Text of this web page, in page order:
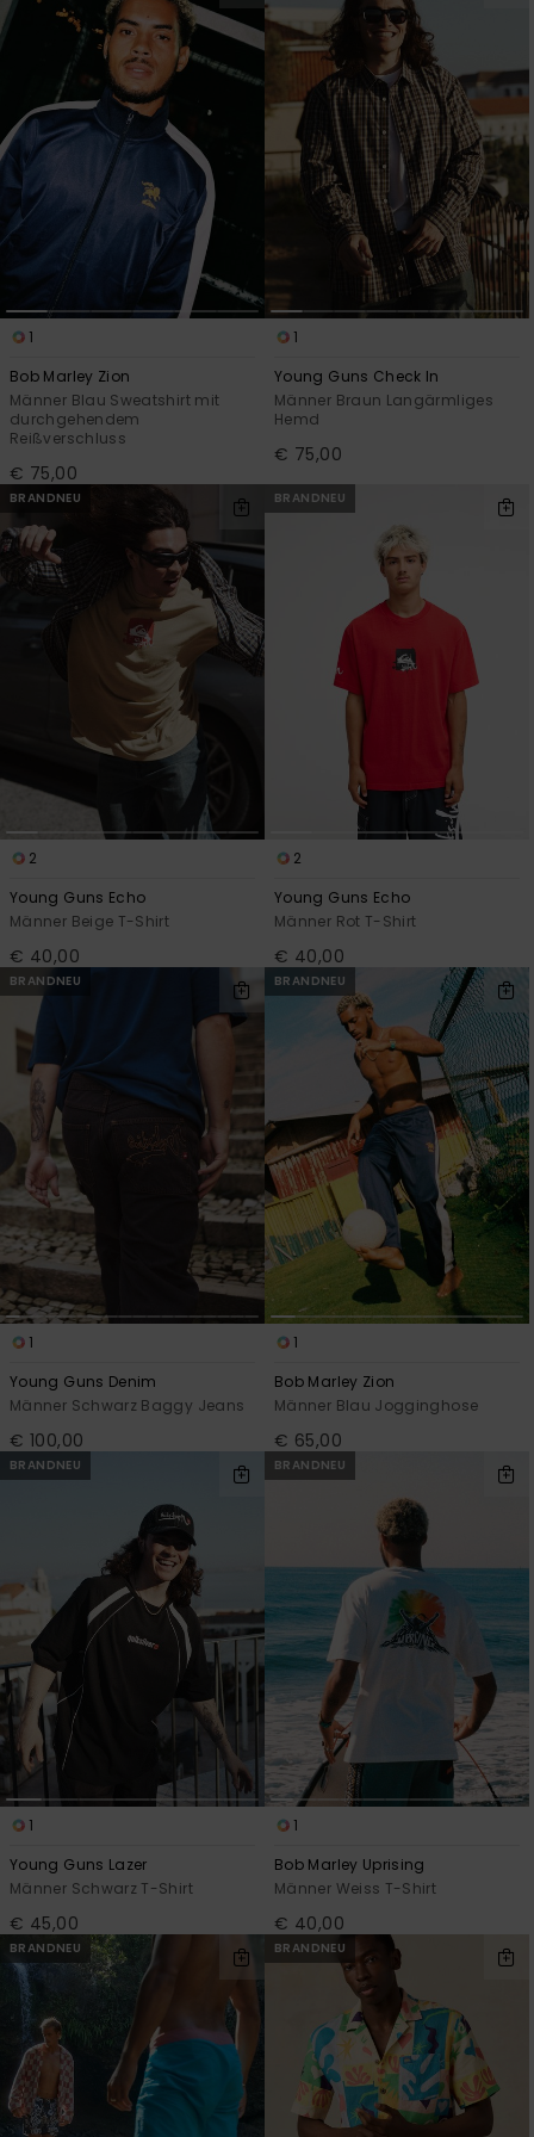
Kontaktformular.
FAQ
ansehen
1
Bob Marley Zion
Männer Blau Sweatshirt mit
durchgehendem
Reißverschluss
€ 75,00
1
Young Guns Check In
Männer Braun Langärmliges
Hemd
€ 75,00
BRANDNEU
2
Young Guns Echo
Männer Beige T-Shirt
€ 40,00
BRANDNEU
2
Young Guns Echo
Männer Rot T-Shirt
€ 40,00
BRANDNEU
1
Young Guns Denim
Männer Schwarz Baggy Jeans
€ 100,00
BRANDNEU
1
Bob Marley Zion
Männer Blau Jogginghose
€ 65,00
BRANDNEU
1
Young Guns Lazer
Männer Schwarz T-Shirt
€ 45,00
BRANDNEU
1
Bob Marley Uprising
Männer Weiss T-Shirt
€ 40,00
BRANDNEU BRANDNEU